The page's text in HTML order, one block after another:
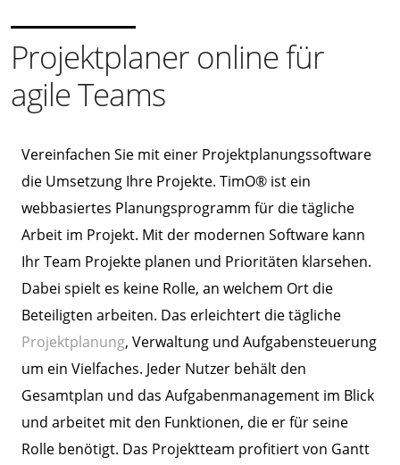
Projektplaner online für
agile Teams
Vereinfachen Sie mit einer Projektplanungssoftware
die Umsetzung Ihre Projekte. TimO® ist ein
webbasiertes Planungsprogramm für die tägliche
Arbeit im Projekt. Mit der modernen Software kann
Ihr Team Projekte planen und Prioritäten klarsehen.
Dabei spielt es keine Rolle, an welchem Ort die
Beteiligten arbeiten. Das erleichtert die tägliche
Projektplanung, Verwaltung und Aufgabensteuerung
um ein Vielfaches. Jeder Nutzer behält den
Gesamtplan und das Aufgabenmanagement im Blick
und arbeitet mit den Funktionen, die er für seine
Rolle benötigt. Das Projektteam profitiert von Gantt